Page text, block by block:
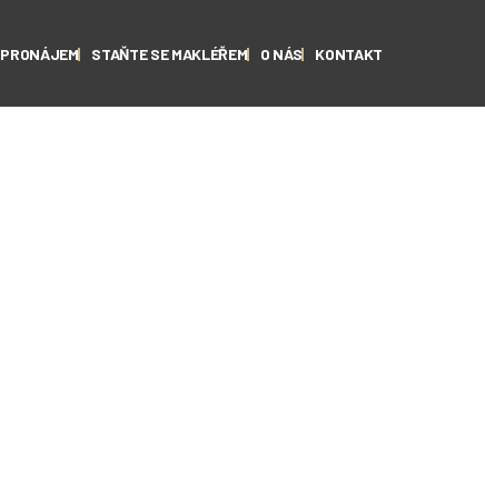
PRONÁJEM STAŇTE SE MAKLÉŘEM O NÁS KONTAKT